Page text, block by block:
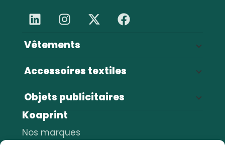
Vêtements
T-shirts 47
Pantalons
Polos
Chemises 6
Accessoires textiles
Sacs & bagagerie
Casquettes
Serviettes
Bonnets 12
Objets publicitaires
Stylos 54
Gourdes 35
Koaprint
Nos marques